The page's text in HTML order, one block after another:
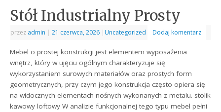
Stół Industrialny Prosty
przez admin | 21 czerwca, 2026 | Uncategorized Dodaj komentarz
Mebel o prostej konstrukcji jest elementem wyposażenia
wnętrz, który w ujęciu ogólnym charakteryzuje się
wykorzystaniem surowych materiałów oraz prostych form
geometrycznych, przy czym jego konstrukcja często opiera się
na widocznych elementach nośnych wykonanych z metalu. stolik
kawowy loftowy W analizie funkcjonalnej tego typu mebel pełni